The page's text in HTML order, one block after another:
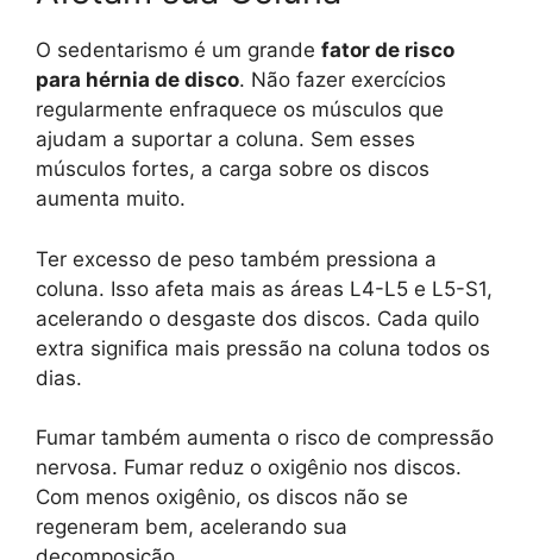
O sedentarismo é um grande fator de risco
para hérnia de disco. Não fazer exercícios
regularmente enfraquece os músculos que
ajudam a suportar a coluna. Sem esses
músculos fortes, a carga sobre os discos
aumenta muito.
Ter excesso de peso também pressiona a
coluna. Isso afeta mais as áreas L4-L5 e L5-S1,
acelerando o desgaste dos discos. Cada quilo
extra significa mais pressão na coluna todos os
dias.
Fumar também aumenta o risco de compressão
nervosa. Fumar reduz o oxigênio nos discos.
Com menos oxigênio, os discos não se
regeneram bem, acelerando sua